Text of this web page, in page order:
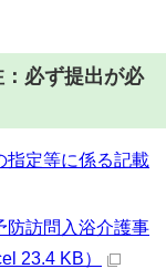
必ず提出が必
指定等に係る記載
防訪問入浴介護事
23.4 KB）